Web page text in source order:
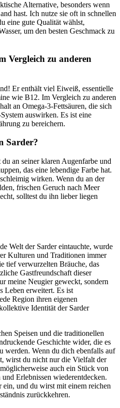
Alternative, besonders ⁤wenn
hast. Ich nutze sie oft in schnellen
eine gute Qualität wählst,
um den besten Geschmack‍ zu
Vergleich ‍zu anderen
Er‌ enthält viel Eiweiß, essentielle
wie B12. Im Vergleich zu anderen
an Omega-3-Fettsäuren,⁢ die ‌sich
auswirken. Es ⁤ist‌ eine
zu​ bereichern.
Sarder?
an ‍seiner‍ klaren Augenfarbe⁣ und
das eine lebendige Farbe hat.
wirken. Wenn du ‍an der
frischen Geruch nach⁤ Meer
solltest​ du ‌ihn⁣ lieber liegen⁣
​Welt der Sarder​ eintauchte, wurde
Kulturen und Traditionen immer
tief​ verwurzelten Bräuche,‍ das
Gastfreundschaft ‍dieser
meine Neugier ⁢geweckt, sondern
Leben erweitert. Es ist
Region ihren eigenen
Identität der Sarder
Speisen und die traditionellen
Geschichte wider,⁤ die es
werden. Wenn du ‌dich ebenfalls‍ auf
wirst du nicht nur die Vielfalt der
auch ein Stück von
Erlebnissen‌ wiederentdecken.
ein, und du ​wirst mit ‌einem reichen
zurückkehren.